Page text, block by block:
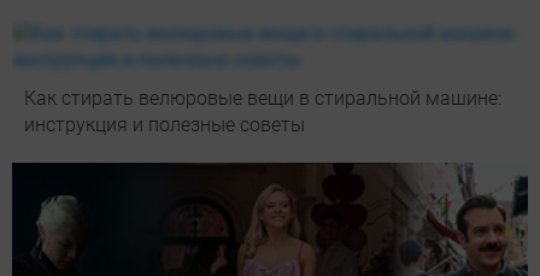
Как стирать велюровые вещи в стиральной машине:
инструкция и полезные советы